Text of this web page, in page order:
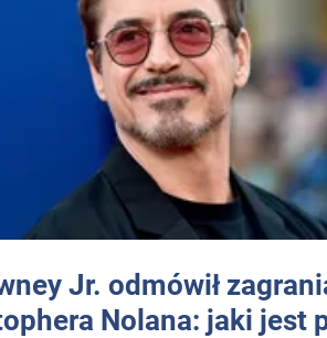
Jr. odmówił
Nolana: jaki jest